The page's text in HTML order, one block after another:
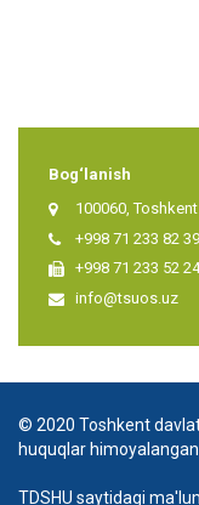
Bog‘lanish
100060,
+998 71 233 82 39
+998 71 233 52 24
info@tsuos.uz
© 2020 Toshkent
huquqlar himoyalangan.
TDSHU saytidagi